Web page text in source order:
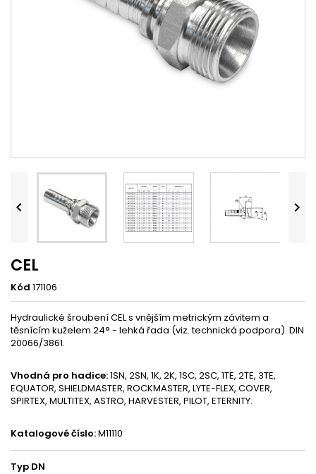
 
CEL
Kód 171106
Hydraulické šroubení CEL s vnějším metrickým závitem a
těsnícím kuželem 24° - lehká řada (viz. technická podpora). DIN
20066/3861.
Vhodná pro hadice:1SN, 2SN, 1K, 2K, 1SC, 2SC, 1TE, 2TE, 3TE,
EQUATOR, SHIELDMASTER, ROCKMASTER, LYTE-FLEX, COVER,
SPIRTEX, MULTITEX, ASTRO, HARVESTER, PILOT, ETERNITY.
Katalogové číslo:M11110
Typ DN